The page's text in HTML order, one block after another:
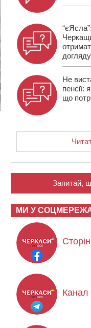
Не
пенсії:
що
Запитай,
МИ У
Канал